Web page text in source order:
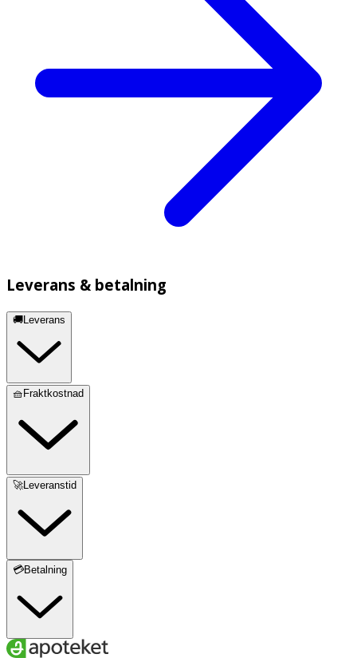
Leverans & betalning
🚚Leverans
🧺Fraktkostnad
🚀Leveranstid
💳Betalning